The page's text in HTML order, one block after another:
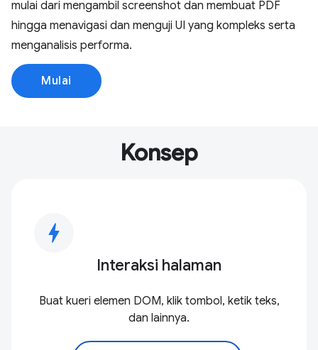
mulai dari mengambil screenshot dan membuat PDF
hingga menavigasi dan menguji UI yang kompleks serta
menganalisis performa.
Mulai
Konsep
bolt
Interaksi halaman
Buat kueri elemen DOM, klik tombol, ketik teks,
dan lainnya.